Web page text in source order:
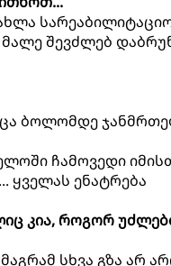
შევძლებ
ბოლომდე
ჩამოვედი
ყველას ენატრება
კია, როგორ
სხვა გზა არ